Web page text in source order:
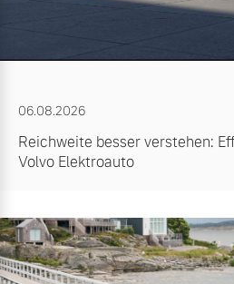
06.08.2026
Reichweite besser verstehen:
Volvo Elektroauto